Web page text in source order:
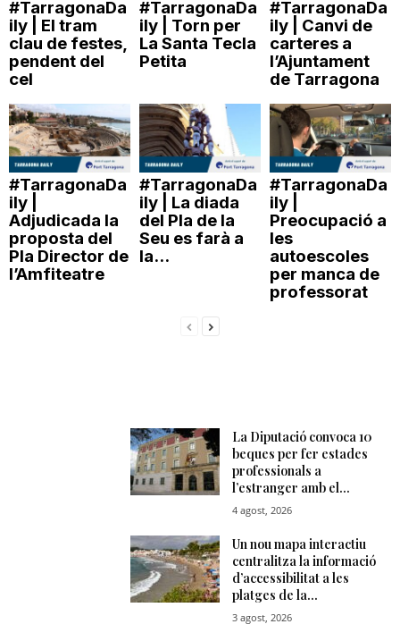
#TarragonaDa
ily | El tram
clau de festes,
pendent del
cel
#TarragonaDa
ily | Torn per
La Santa Tecla
Petita
#TarragonaDa
ily | Canvi de
carteres a
l’Ajuntament
de Tarragona
#TarragonaDa
ily |
Adjudicada la
proposta del
Pla Director de
l’Amfiteatre
#TarragonaDa
ily | La diada
del Pla de la
Seu es farà a
la...
#TarragonaDa
ily |
Preocupació a
les
autoescoles
per manca de
professorat